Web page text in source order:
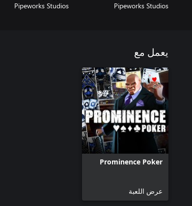
Pipeworks Studios
Pipeworks Studios
يعمل مع
Prominence Poker
عرض اللعبة